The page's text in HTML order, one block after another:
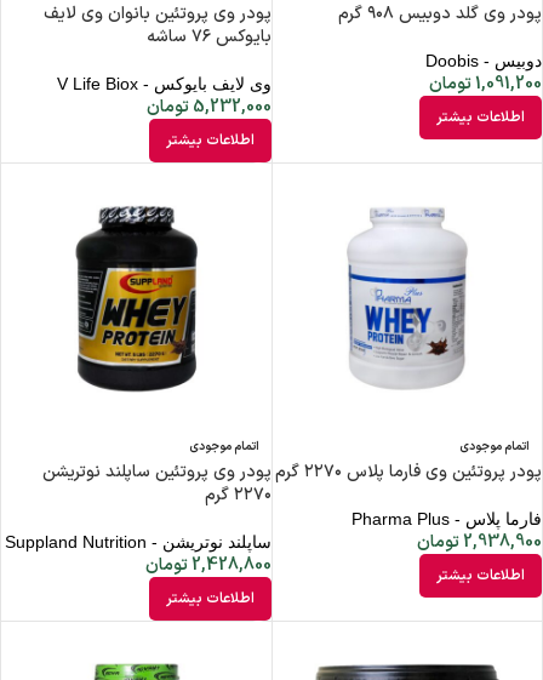
پودر وی گلد دوبیس ۹۰۸ گرم
دوبیس - Doobis
1,091,200تومان
اطلاعات بیشتر
پودر وی پروتئین بانوان وی لایف
بایوکس ۷۶ ساشه
وی‌ لایف بایوکس - V Life Biox
5,232,000 تومان
اطلاعات بیشتر
اتمام موجودی
پودر پروتئین وی فارما پلاس ۲۲۷۰ گرم
فارما پلاس - Pharma Plus
2,938,900تومان
اطلاعات بیشتر
اتمام موجودی
پودر وی پروتئین ساپلند نوتریشن
۲۲۷۰ گرم
ساپلند نوتریشن - Suppland Nutrition
2,428,800 تومان
اطلاعات بیشتر